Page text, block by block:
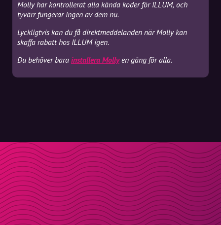
Molly har kontrollerat alla kända koder för ILLUM, och
tyvärr fungerar ingen av dem nu.
Lyckligtvis kan du få direktmeddelanden när Molly kan
skaffa rabatt hos ILLUM igen.
Du behöver bara installera Mollyen gång för alla.